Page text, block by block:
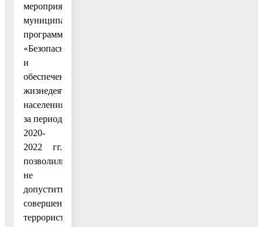
мероприятий
муниципальной
программы
«Безопасность
и
обеспечение
жизнедеятельности
населения»
за период
2020-
2022 гг.
позволили
не
допустить
совершения
террористических